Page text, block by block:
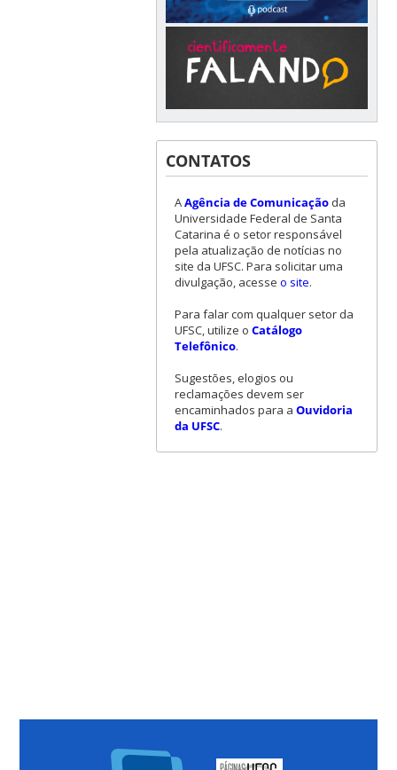
CONTATOS
AAgência de Comunicaçãoda
Universidade Federal de Santa
Catarina é o setor responsável
pela atualização de notícias no
site da UFSC. Para solicitar uma
divulgação, acesse o site.
Para falar com qualquer setor da
UFSC, utilize o Catálogo
Telefônico.
Sugestões, elogios ou
reclamações devem ser
encaminhados para a Ouvidoria
da UFSC.